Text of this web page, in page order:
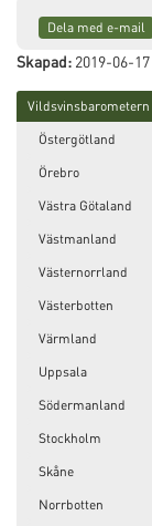
Dela med e-mail
Skapad: 2019-06-17
Vildsvinsbarometern
Östergötland
Örebro
Västra Götaland
Västmanland
Västernorrland
Västerbotten
Värmland
Uppsala
Södermanland
Stockholm
Skåne
Norrbotten